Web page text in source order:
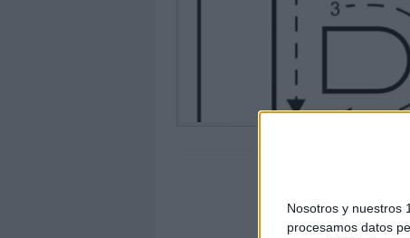
Nosotros y nuestros
procesamos datos